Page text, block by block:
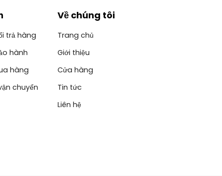
trả hàng
hành
hàng
chuyển
Về chúng tôi
Trang chủ
Giới thiệu
Cửa hàng
Tin tức
Liên hệ